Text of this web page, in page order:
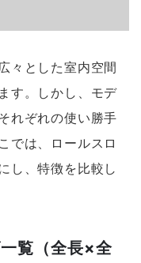
々とした室内空間
す。しかし、モデ
れぞれの使い勝手
では、ロールスロ
し、特徴を比較し
覧（全長×全